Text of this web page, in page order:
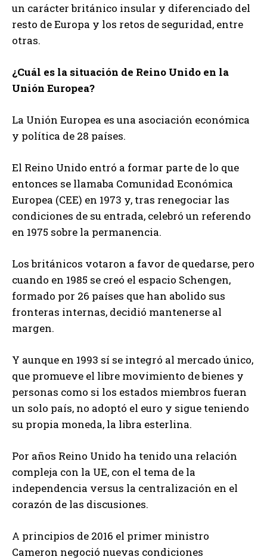
un carácter británico insular y diferenciado del
resto de Europa y los retos de seguridad, entre
otras.
¿Cuál es la situación de Reino Unido en la
Unión Europea?
La Unión Europea es una asociación económica
y política de 28 países.
El Reino Unido entró a formar parte de lo que
entonces se llamaba Comunidad Económica
Europea (CEE) en 1973 y, tras renegociar las
condiciones de su entrada, celebró un referendo
en 1975 sobre la permanencia.
Los británicos votaron a favor de quedarse, pero
cuando en 1985 se creó el espacio Schengen,
formado por 26 países que han abolido sus
fronteras internas, decidió mantenerse al
margen.
Y aunque en 1993 sí se integró al mercado único,
que promueve el libre movimiento de bienes y
personas como si los estados miembros fueran
un solo país, no adoptó el euro y sigue teniendo
su propia moneda, la libra esterlina.
Por años Reino Unido ha tenido una relación
compleja con la UE, con el tema de la
independencia versus la centralización en el
corazón de las discusiones.
A principios de 2016 el primer ministro
Cameron negoció nuevas condiciones